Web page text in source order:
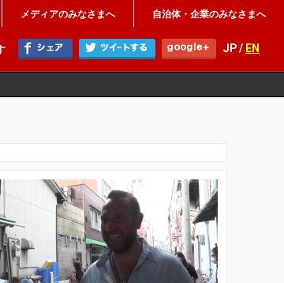
メディアのみなさまへ 自治体・企業のみなさまへ
JP / EN